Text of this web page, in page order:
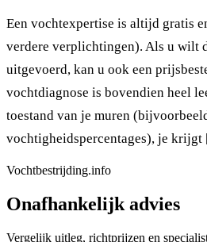
Een vochtexpertise is altijd gratis
verdere verplichtingen). Als u wilt
uitgevoerd, kan u ook een
vochtdiagnose is bovendien heel
toestand van je muren
vochtigheidspercentages), je krijgt
Vochtbestrijding.info
Onafhankelijk advies
Vergelijk uitleg, richtprijzen en